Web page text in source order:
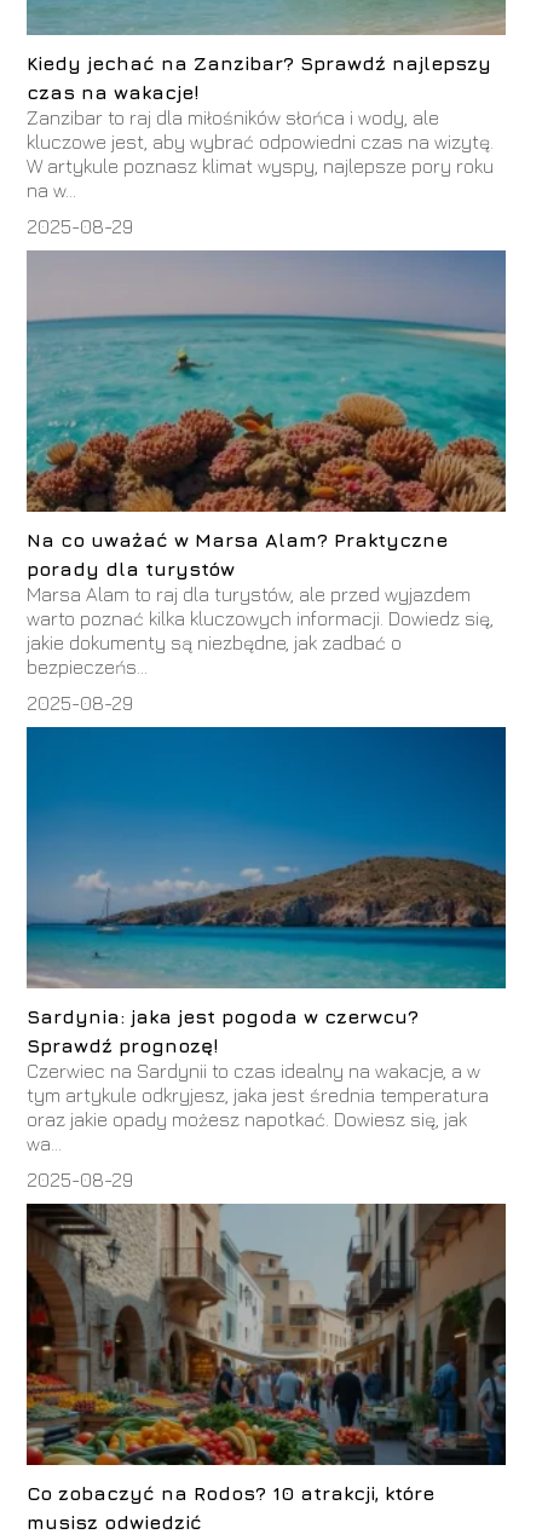
Kiedy jechać na Zanzibar? Sprawdź najlepszy
czas na wakacje!
Zanzibar to raj dla miłośników słońca i wody, ale
kluczowe jest, aby wybrać odpowiedni czas na wizytę.
W artykule poznasz klimat wyspy, najlepsze pory roku
na w...
2025-08-29
Na co uważać w Marsa Alam? Praktyczne
porady dla turystów
Marsa Alam to raj dla turystów, ale przed wyjazdem
warto poznać kilka kluczowych informacji. Dowiedz się,
jakie dokumenty są niezbędne, jak zadbać o
bezpieczeńs...
2025-08-29
Sardynia: jaka jest pogoda w czerwcu?
Sprawdź prognozę!
Czerwiec na Sardynii to czas idealny na wakacje, a w
tym artykule odkryjesz, jaka jest średnia temperatura
oraz jakie opady możesz napotkać. Dowiesz się, jak
wa...
2025-08-29
Co zobaczyć na Rodos? 10 atrakcji, które
musisz odwiedzić